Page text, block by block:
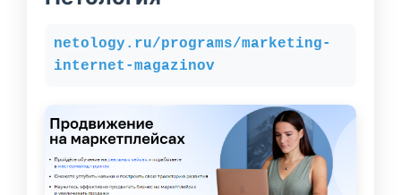
netology.ru/programs/marketing-
internet-magazinov